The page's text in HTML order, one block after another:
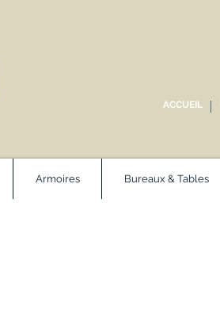
ACCUEIL
Armoires Bureaux & Tables